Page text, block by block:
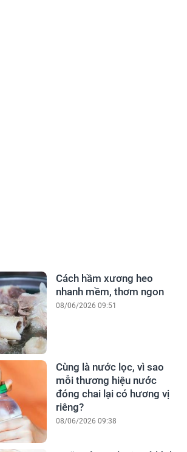
Cách hầm xương heo
nhanh mềm, thơm ngon
08/06/2026 09:51
Cùng là nước lọc, vì sao
mỗi thương hiệu nước
đóng chai lại có hương vị
riêng?
08/06/2026 09:38